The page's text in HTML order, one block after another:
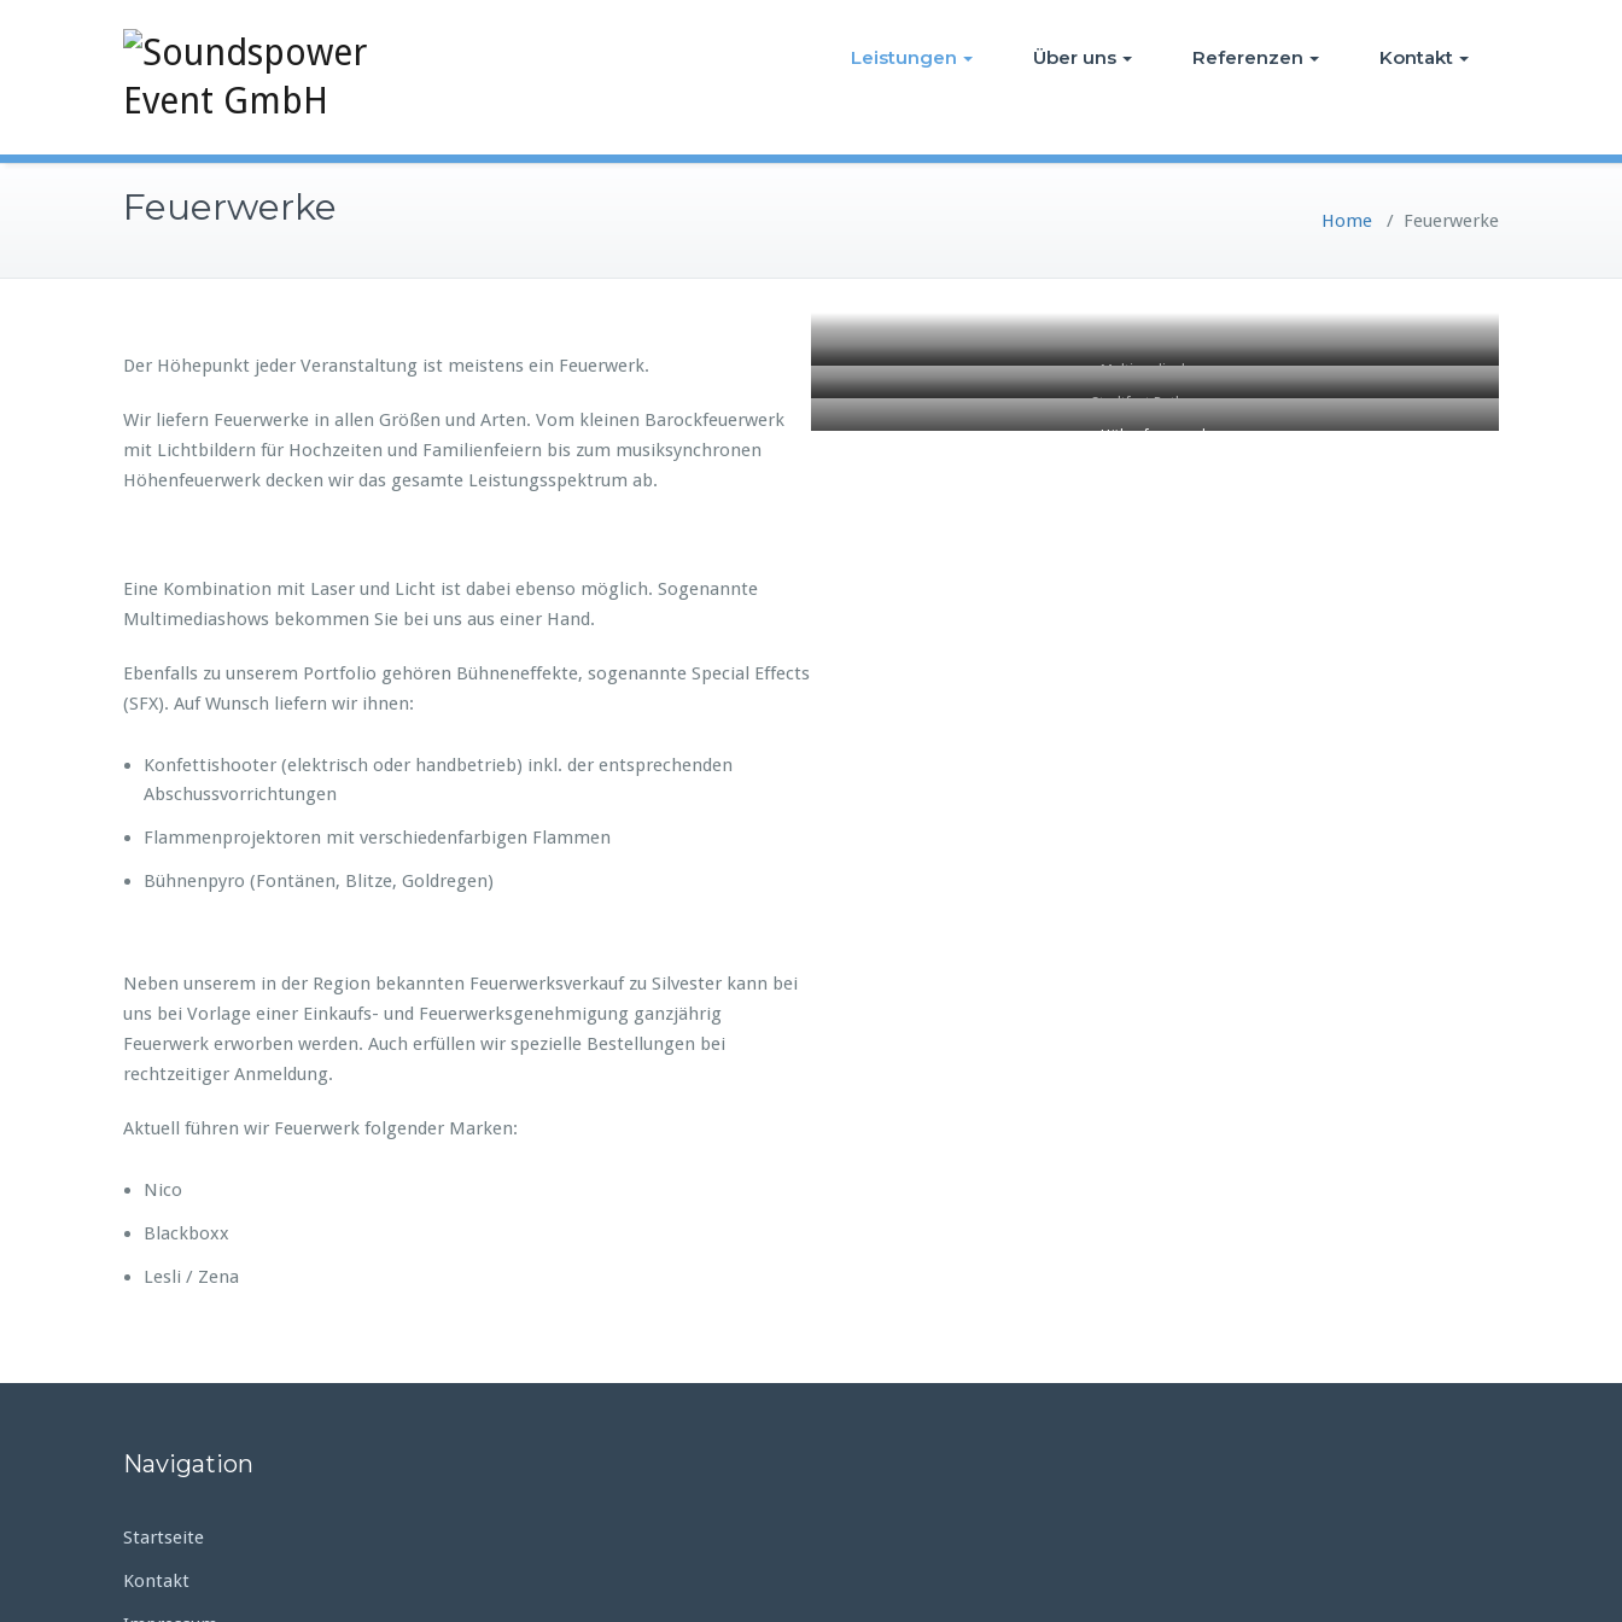
Leistungen Über uns Referenzen Kontakt
Feuerwerke Home / Feuerwerke
Der Höhepunkt jeder Veranstaltung ist meistens ein Feuerwerk.
Wir liefern Feuerwerke in allen Größen und Arten. Vom kleinen Barockfeuerwerk
mit Lichtbildern für Hochzeiten und Familienfeiern bis zum musiksynchronen
Höhenfeuerwerk decken wir das gesamte Leistungsspektrum ab.
Eine Kombination mit Laser und Licht ist dabei ebenso möglich. Sogenannte
Multimediashows bekommen Sie bei uns aus einer Hand.
Ebenfalls zu unserem Portfolio gehören Bühneneffekte, sogenannte Special Effects
(SFX). Auf Wunsch liefern wir ihnen:
Konfettishooter (elektrisch oder handbetrieb) inkl. der entsprechenden
Abschussvorrichtungen
Flammenprojektoren mit verschiedenfarbigen Flammen
Bühnenpyro (Fontänen, Blitze, Goldregen)
Neben unserem in der Region bekannten Feuerwerksverkauf zu Silvester kann bei
uns bei Vorlage einer Einkaufs- und Feuerwerksgenehmigung ganzjährig
Feuerwerk erworben werden. Auch erfüllen wir spezielle Bestellungen bei
rechtzeitiger Anmeldung.
Aktuell führen wir Feuerwerk folgender Marken:
Nico
Blackboxx
Lesli / Zena
Multimediashow
Stadtfest Rathenow
Höhenfeuerwerk
Navigation
Startseite
Kontakt